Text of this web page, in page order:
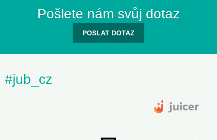
Pošlete nám svůj dotaz
POSLAT DOTAZ
#jub_cz